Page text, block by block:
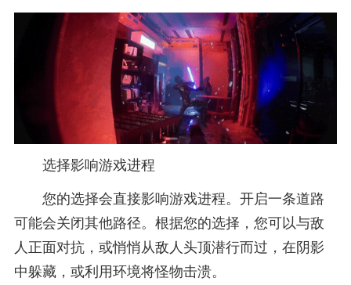
选择影响游戏进程
您的选择会直接影响游戏进程。开启一条道路
可能会关闭其他路径。根据您的选择，您可以与敌
人正面对抗，或悄悄从敌人头顶潜行而过，在阴影
中躲藏，或利用环境将怪物击溃。